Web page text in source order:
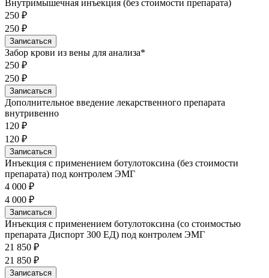
Внутримышечная инъекция (без стоимости препарата)
250 ₽
250 ₽
Записаться
Забор крови из вены для анализа*
250 ₽
250 ₽
Записаться
Дополнительное введение лекарственного препарата
внутривенно
120 ₽
120 ₽
Записаться
Инъекция с применением ботулотоксина (без стоимости
препарата) под контролем ЭМГ
4 000 ₽
4 000 ₽
Записаться
Инъекция с применением ботулотоксина (со стоимостью
препарата Диспорт 300 ЕД) под контролем ЭМГ
21 850 ₽
21 850 ₽
Записаться